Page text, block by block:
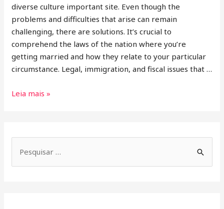
diverse culture important site. Even though the
problems and difficulties that arise can remain
challenging, there are solutions. It’s crucial to
comprehend the laws of the nation where you’re
getting married and how they relate to your particular
circumstance. Legal, immigration, and fiscal issues that …
Leia mais »